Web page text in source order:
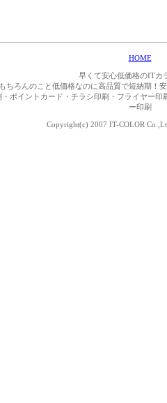
HOME
早くて安心低価格のITカ
ちろんのこと低価格なのに高品質で短納期！
ポイントカード・チラシ印刷・フライヤー
ー印刷
Copyright(c) 2007 IT-COLOR